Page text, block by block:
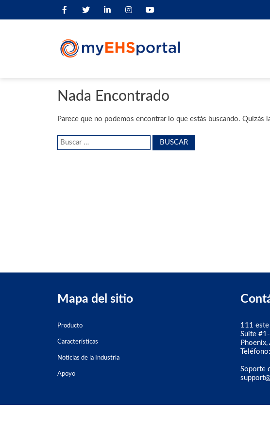
Nada Encontrado
Parece que no podemos encontrar lo que estás buscando. Quizás
Buscar:
Mapa del sitio
Producto
Características
Noticias de la Industria
Apoyo
111 este
Suite
Soporte